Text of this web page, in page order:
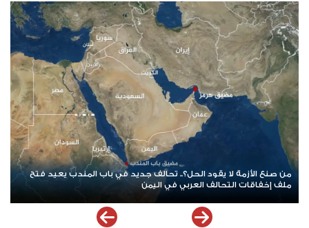
عودة المواجهة بين الحوثيين والسعودية.. البحر الأحمر يشتعل والهدنة
تدخل أخطر اختبار